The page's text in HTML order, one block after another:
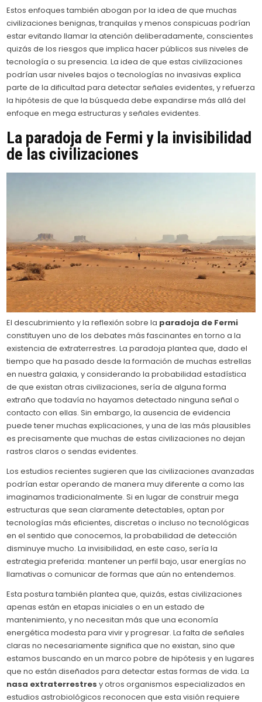
Estos enfoques también abogan por la idea de que muchas
civilizaciones benignas, tranquilas y menos conspicuas podrían
estar evitando llamar la atención deliberadamente, conscientes
quizás de los riesgos que implica hacer públicos sus niveles de
tecnología o su presencia. La idea de que estas civilizaciones
podrían usar niveles bajos o tecnologías no invasivas explica
parte de la dificultad para detectar señales evidentes, y refuerza
la hipótesis de que la búsqueda debe expandirse más allá del
enfoque en mega estructuras y señales evidentes.
La paradoja de Fermi y la invisibilidad
de las civilizaciones
El descubrimiento y la reflexión sobre la paradoja de Fermi
constituyen uno de los debates más fascinantes en torno a la
existencia de extraterrestres. La paradoja plantea que, dado el
tiempo que ha pasado desde la formación de muchas estrellas
en nuestra galaxia, y considerando la probabilidad estadística
de que existan otras civilizaciones, sería de alguna forma
extraño que todavía no hayamos detectado ninguna señal o
contacto con ellas. Sin embargo, la ausencia de evidencia
puede tener muchas explicaciones, y una de las más plausibles
es precisamente que muchas de estas civilizaciones no dejan
rastros claros o sendas evidentes.
Los estudios recientes sugieren que las civilizaciones avanzadas
podrían estar operando de manera muy diferente a como las
imaginamos tradicionalmente. Si en lugar de construir mega
estructuras que sean claramente detectables, optan por
tecnologías más eficientes, discretas o incluso no tecnológicas
en el sentido que conocemos, la probabilidad de detección
disminuye mucho. La invisibilidad, en este caso, sería la
estrategia preferida: mantener un perfil bajo, usar energías no
llamativas o comunicar de formas que aún no entendemos.
Esta postura también plantea que, quizás, estas civilizaciones
apenas están en etapas iniciales o en un estado de
mantenimiento, y no necesitan más que una economía
energética modesta para vivir y progresar. La falta de señales
claras no necesariamente significa que no existan, sino que
estamos buscando en un marco pobre de hipótesis y en lugares
que no están diseñados para detectar estas formas de vida. La
nasa extraterrestres y otros organismos especializados en
estudios astrobiológicos reconocen que esta visión requiere